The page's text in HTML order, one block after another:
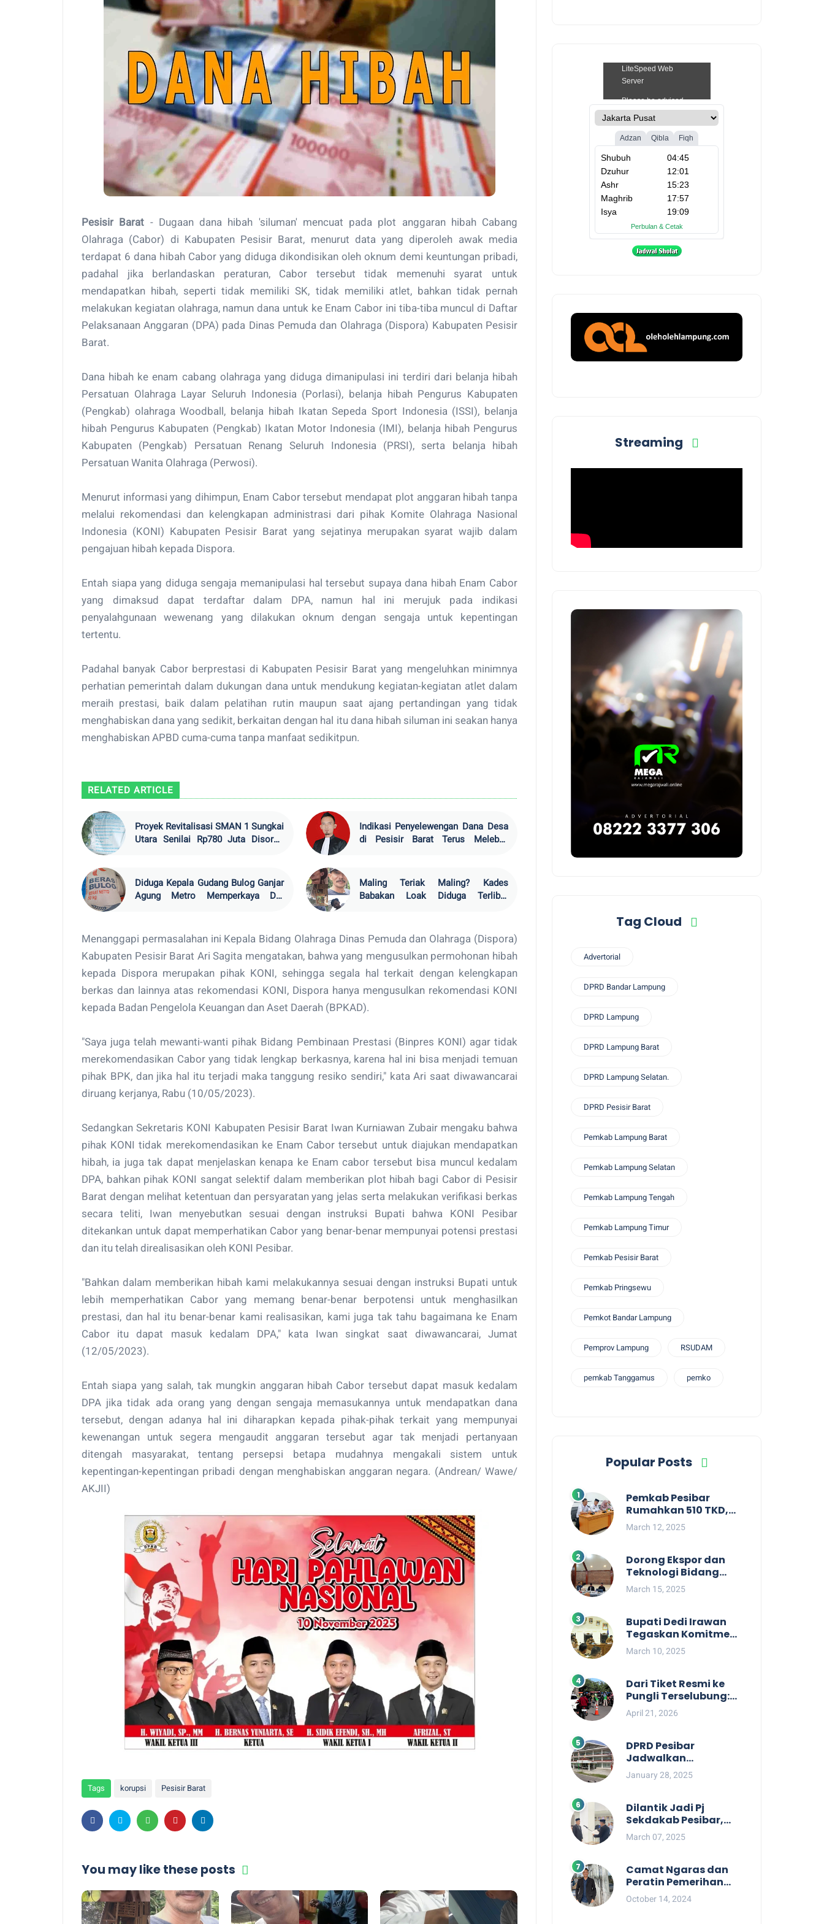
Pesisir Barat - Dugaan dana hibah 'siluman' mencuat pada plot anggaran hibah Cabang
Olahraga (Cabor) di Kabupaten Pesisir Barat, menurut data yang diperoleh awak media
terdapat 6 dana hibah Cabor yang diduga dikondisikan oleh oknum demi keuntungan pribadi,
padahal jika berlandaskan peraturan, Cabor tersebut tidak memenuhi syarat untuk
mendapatkan hibah, seperti tidak memiliki SK, tidak memiliki atlet, bahkan tidak pernah
melakukan kegiatan olahraga, namun dana untuk ke Enam Cabor ini tiba-tiba muncul di Daftar
Pelaksanaan Anggaran (DPA) pada Dinas Pemuda dan Olahraga (Dispora) Kabupaten Pesisir
Barat.
Dana hibah ke enam cabang olahraga yang diduga dimanipulasi ini terdiri dari belanja hibah
Persatuan Olahraga Layar Seluruh Indonesia (Porlasi), belanja hibah Pengurus Kabupaten
(Pengkab) olahraga Woodball, belanja hibah Ikatan Sepeda Sport Indonesia (ISSI), belanja
hibah Pengurus Kabupaten (Pengkab) Ikatan Motor Indonesia (IMI), belanja hibah Pengurus
Kabupaten (Pengkab) Persatuan Renang Seluruh Indonesia (PRSI), serta belanja hibah
Persatuan Wanita Olahraga (Perwosi).
Menurut informasi yang dihimpun, Enam Cabor tersebut mendapat plot anggaran hibah tanpa
melalui rekomendasi dan kelengkapan administrasi dari pihak Komite Olahraga Nasional
Indonesia (KONI) Kabupaten Pesisir Barat yang sejatinya merupakan syarat wajib dalam
pengajuan hibah kepada Dispora.
Entah siapa yang diduga sengaja memanipulasi hal tersebut supaya dana hibah Enam Cabor
yang dimaksud dapat terdaftar dalam DPA, namun hal ini merujuk pada indikasi
penyalahgunaan wewenang yang dilakukan oknum dengan sengaja untuk kepentingan
tertentu.
Padahal banyak Cabor berprestasi di Kabupaten Pesisir Barat yang mengeluhkan minimnya
perhatian pemerintah dalam dukungan dana untuk mendukung kegiatan-kegiatan atlet dalam
meraih prestasi, baik dalam pelatihan rutin maupun saat ajang pertandingan yang tidak
menghabiskan dana yang sedikit, berkaitan dengan hal itu dana hibah siluman ini seakan hanya
menghabiskan APBD cuma-cuma tanpa manfaat sedikitpun.
RELATED ARTICLE
Proyek Revitalisasi SMAN 1 Sungkai
Utara Senilai Rp780 Juta Disorot,
Indikasi Penyelewengan Dana Desa
di Pesisir Barat Terus Melebar,
Diduga Kepala Gudang Bulog Ganjar
Agung Metro Memperkaya Diri
Maling Teriak Maling? Kades
Babakan Loak Diduga Terlibat
Menanggapi permasalahan ini Kepala Bidang Olahraga Dinas Pemuda dan Olahraga (Dispora)
Kabupaten Pesisir Barat Ari Sagita mengatakan, bahwa yang mengusulkan permohonan hibah
kepada Dispora merupakan pihak KONI, sehingga segala hal terkait dengan kelengkapan
berkas dan lainnya atas rekomendasi KONI, Dispora hanya mengusulkan rekomendasi KONI
kepada Badan Pengelola Keuangan dan Aset Daerah (BPKAD).
"Saya juga telah mewanti-wanti pihak Bidang Pembinaan Prestasi (Binpres KONI) agar tidak
merekomendasikan Cabor yang tidak lengkap berkasnya, karena hal ini bisa menjadi temuan
pihak BPK, dan jika hal itu terjadi maka tanggung resiko sendiri," kata Ari saat diwawancarai
diruang kerjanya, Rabu (10/05/2023).
Sedangkan Sekretaris KONI Kabupaten Pesisir Barat Iwan Kurniawan Zubair mengaku bahwa
pihak KONI tidak merekomendasikan ke Enam Cabor tersebut untuk diajukan mendapatkan
hibah, ia juga tak dapat menjelaskan kenapa ke Enam cabor tersebut bisa muncul kedalam
DPA, bahkan pihak KONI sangat selektif dalam memberikan plot hibah bagi Cabor di Pesisir
Barat dengan melihat ketentuan dan persyaratan yang jelas serta melakukan verifikasi berkas
secara teliti, Iwan menyebutkan sesuai dengan instruksi Bupati bahwa KONI Pesibar
ditekankan untuk dapat memperhatikan Cabor yang benar-benar mempunyai potensi prestasi
dan itu telah direalisasikan oleh KONI Pesibar.
"Bahkan dalam memberikan hibah kami melakukannya sesuai dengan instruksi Bupati untuk
lebih memperhatikan Cabor yang memang benar-benar berpotensi untuk menghasilkan
prestasi, dan hal itu benar-benar kami realisasikan, kami juga tak tahu bagaimana ke Enam
Cabor itu dapat masuk kedalam DPA," kata Iwan singkat saat diwawancarai, Jumat
(12/05/2023).
Entah siapa yang salah, tak mungkin anggaran hibah Cabor tersebut dapat masuk kedalam
DPA jika tidak ada orang yang dengan sengaja memasukannya untuk mendapatkan dana
tersebut, dengan adanya hal ini diharapkan kepada pihak-pihak terkait yang mempunyai
kewenangan untuk segera mengaudit anggaran tersebut agar tak menjadi pertanyaan
ditengah masyarakat, tentang persepsi betapa mudahnya mengakali sistem untuk
kepentingan-kepentingan pribadi dengan menghabiskan anggaran negara. (Andrean/ Wawe/
AKJII)
Tags korupsi Pesisir Barat
You may like these posts
Streaming
Tag Cloud
Advertorial
DPRD Bandar Lampung
DPRD Lampung
DPRD Lampung Barat
DPRD Lampung Selatan.
DPRD Pesisir Barat
Pemkab Lampung Barat
Pemkab Lampung Selatan
Pemkab Lampung Tengah
Pemkab Lampung Timur
Pemkab Pesisir Barat
Pemkab Pringsewu
Pemkot Bandar Lampung
Pemprov Lampung RSUDAM
pemkab Tanggamus pemko
Popular Posts
Pemkab Pesibar
Rumahkan 510 TKD,
Suryadi : Jangan
Kaitkan Dengan
March 12, 2025
Dorong Ekspor dan
Teknologi Bidang
Perikanan, Bupati
Pesisir Barat Audiensi
March 15, 2025
Bupati Dedi Irawan
Tegaskan Komitmen
Kepemimpinan yang
Berpihak kepada
Rapat Koordinasi OPD
March 10, 2025
Dari Tiket Resmi ke
Pungli Terselubung:
Kisruh Rp36 Juta
Pengelolaan Tiket
Jukung
April 21, 2026
DPRD Pesibar
Jadwalkan
Pemanggilan Pihak
Pemkab Terkait Nasib
Tahun 2025
January 28, 2025
Dilantik Jadi Pj
Sekdakab Pesibar,
Tedi Zadmiko
Ternyata Punya
Gemilang
March 07, 2025
Camat Ngaras dan
Peratin Pemerihan
Diduga Terlibat
Politik Praktis,
October 14, 2024